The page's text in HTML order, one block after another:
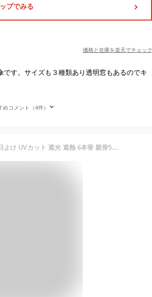
プでみる
価格と在庫を楽天でチェック
す。サイズも３種類あり透明窓もあるのでキ
めコメント（4件）
傘 子供用 晴雨兼用 長傘 キッズ用 日よけ UVカット 遮光 遮熱 6本骨 親骨52cm 軽量 かわいい 動物柄 黒ビニールコーティング 撥水 紫外線遮蔽 女の子 男の子 子供用 幼稚園 保育園 入学準備 プレゼント ギフト 【送料無料】